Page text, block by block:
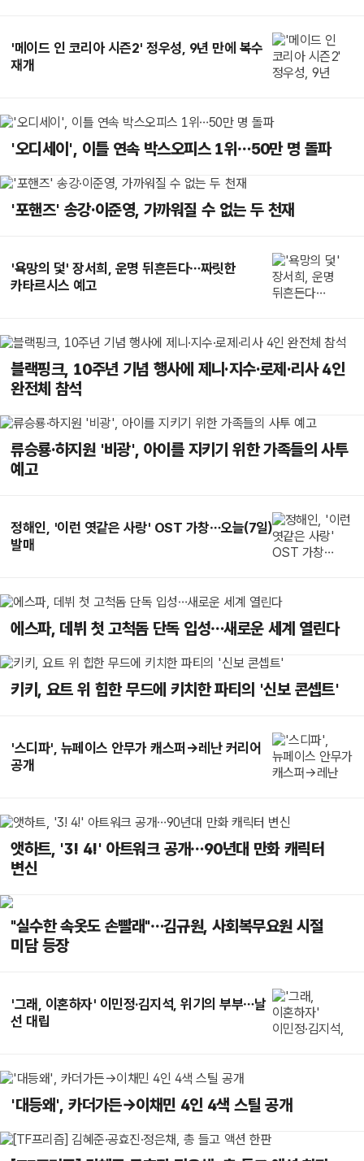
'메이드 인 코리아 시즌2' 정우성, 9년 만에 복수
재개
'오디세이', 이틀 연속 박스오피스 1위…50만 명 돌파
'포핸즈' 송강·이준영, 가까워질 수 없는 두 천재
'욕망의 덫' 장서희, 운명 뒤흔든다…짜릿한
카타르시스 예고
블랙핑크, 10주년 기념 행사에 제니·지수·로제·리사 4인
완전체 참석
류승룡·하지원 '비광', 아이를 지키기 위한 가족들의 사투
예고
정해인, '이런 엿같은 사랑' OST 가창…오늘(7일)
발매
에스파, 데뷔 첫 고척돔 단독 입성…새로운 세계 열린다
키키, 요트 위 힙한 무드에 키치한 파티의 '신보 콘셉트'
'스디파', 뉴페이스 안무가 캐스퍼→레난 커리어
공개
앳하트, '3! 4!' 아트워크 공개…90년대 만화 캐릭터
변신
"실수한 속옷도 손빨래"…김규원, 사회복무요원 시절
미담 등장
'그래, 이혼하자' 이민정·김지석, 위기의 부부…날
선 대립
'대등왜', 카더가든→이채민 4인 4색 스틸 공개